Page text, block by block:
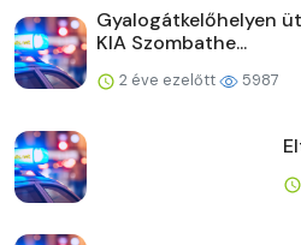
Gyalogátkelőhelyen
KIA Szombathe...
2 éve ezelőtt 5987